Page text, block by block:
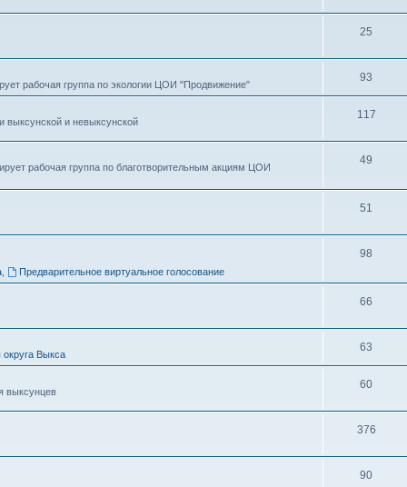
25
рабочая группа по экологии ЦОИ "Продвижение"
93
и невыксунской
117
рабочая группа по благотворительным акциям ЦОИ
49
51
, Предварительное виртуальное голосование
98
66
Выкса
63
выксунцев
60
376
90